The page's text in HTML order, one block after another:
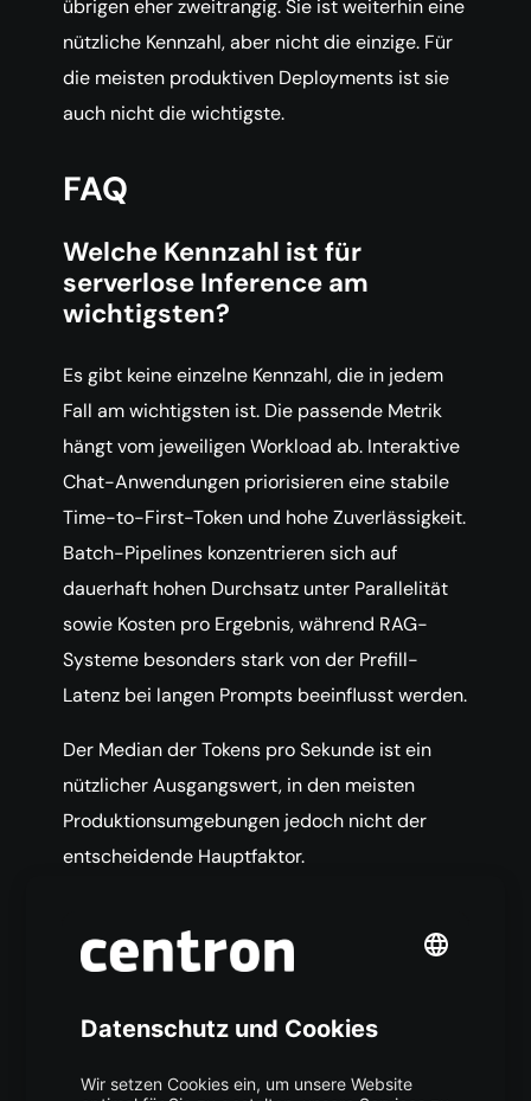
übrigen eher zweitrangig. Sie ist weiterhin eine
nützliche Kennzahl, aber nicht die einzige. Für
die meisten produktiven Deployments ist sie
auch nicht die wichtigste.
FAQ
Welche Kennzahl ist für
serverlose Inference am
wichtigsten?
Es gibt keine einzelne Kennzahl, die in jedem
Fall am wichtigsten ist. Die passende Metrik
hängt vom jeweiligen Workload ab. Interaktive
Chat-Anwendungen priorisieren eine stabile
Time-to-First-Token und hohe Zuverlässigkeit.
Batch-Pipelines konzentrieren sich auf
dauerhaft hohen Durchsatz unter Parallelität
sowie Kosten pro Ergebnis, während RAG-
Systeme besonders stark von der Prefill-
Latenz bei langen Prompts beeinflusst werden.
Der Median der Tokens pro Sekunde ist ein
nützlicher Ausgangswert, in den meisten
Produktionsumgebungen jedoch nicht der
entscheidende Hauptfaktor.
Warum sollte p95-Latenz statt
nur der Median betrachtet
während p95 zeigt, wie sich langsamere